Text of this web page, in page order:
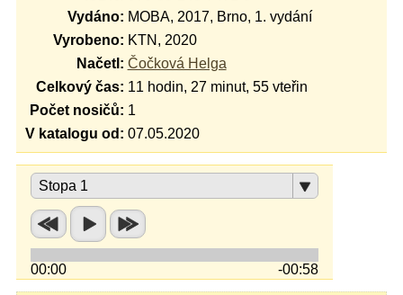
Vydáno: MOBA, 2017, Brno, 1. vydání
Vyrobeno: KTN, 2020
Načetl: Čočková Helga
Celkový čas: 11 hodin, 27 minut, 55 vteřin
Počet nosičů: 1
V katalogu od: 07.05.2020
Stopa 1
00:00 -00:58